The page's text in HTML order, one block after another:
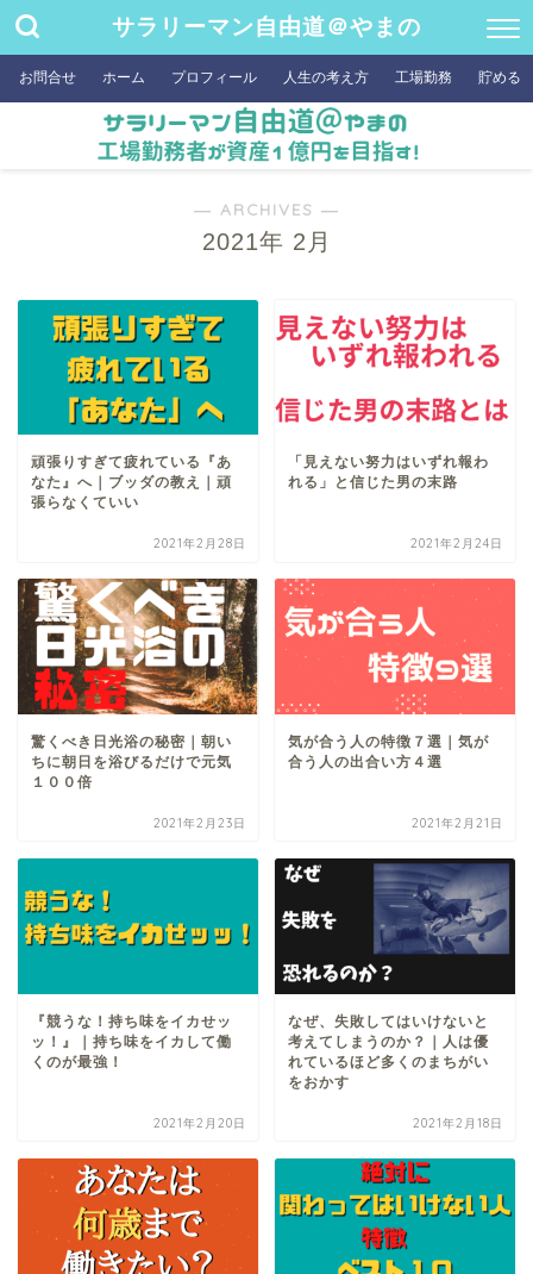
サラリーマン自由道＠やまの
お問合せ ホーム プロフィール 人生の考え方 工場勤務 貯める
― ARCHIVES ―
2021年 2月
頑張りすぎて疲れている『あ
なた』へ｜ブッダの教え｜頑
張らなくていい
2021年2月28日
「見えない努力はいずれ報わ
れる」と信じた男の末路
2021年2月24日
驚くべき日光浴の秘密｜朝い
ちに朝日を浴びるだけで元気
１００倍
2021年2月23日
気が合う人の特徴７選｜気が
合う人の出合い方４選
2021年2月21日
『競うな！持ち味をイカせッ
ッ！』｜持ち味をイカして働
くのが最強！
2021年2月20日
なぜ、失敗してはいけないと
考えてしまうのか？｜人は優
れているほど多くのまちがい
をおかす
2021年2月18日